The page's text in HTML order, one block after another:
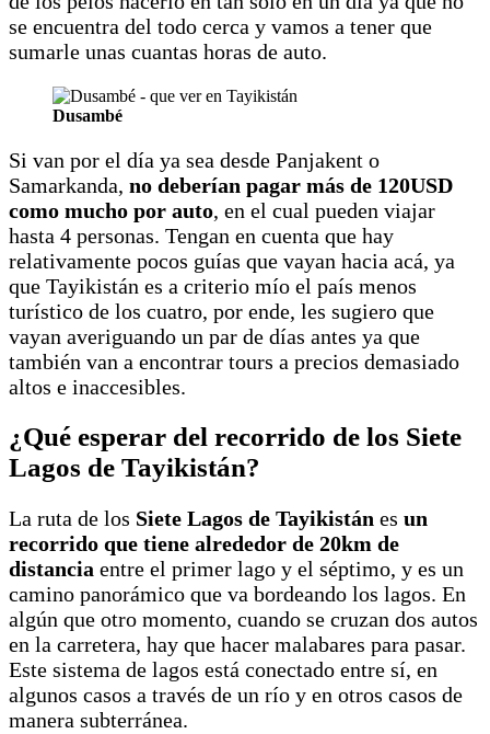
se encuentra del todo cerca y vamos a tener que
sumarle unas cuantas horas de auto.
Dusambé
Si van por el día ya sea desde Panjakent o
Samarkanda, no deberían pagar más de 120USD
como mucho por auto, en el cual pueden viajar
hasta 4 personas. Tengan en cuenta que hay
relativamente pocos guías que vayan hacia acá, ya
que Tayikistán es a criterio mío el país menos
turístico de los cuatro, por ende, les sugiero que
vayan averiguando un par de días antes ya que
también van a encontrar tours a precios demasiado
altos e inaccesibles.
¿Qué esperar del recorrido de los Siete
Lagos de Tayikistán?
La ruta de los Siete Lagos de Tayikistán es un
recorrido que tiene alrededor de 20km de
distancia entre el primer lago y el séptimo, y es un
camino panorámico que va bordeando los lagos. En
algún que otro momento, cuando se cruzan dos autos
en la carretera, hay que hacer malabares para pasar.
Este sistema de lagos está conectado entre sí, en
algunos casos a través de un río y en otros casos de
manera subterránea.